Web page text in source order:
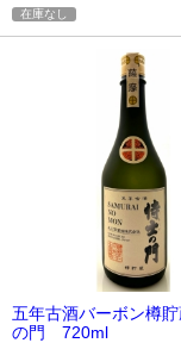
在庫なし
五年古酒バーボン樽
の門 720ml